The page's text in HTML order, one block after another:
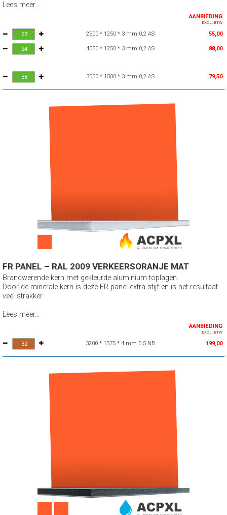
Lees meer...
AANBIEDING
EXCL. BTW
2500 * 1250 * 3 mm 0,2 AS 55,00
4050 * 1250 * 3 mm 0,2 AS 88,00
3050 * 1500 * 3 mm 0,2 AS 79,50
FR PANEL – RAL 2009 VERKEERSORANJE MAT
Brandwerende kern met gekleurde aluminium toplagen.
Door de minerale kern is deze FR-panel extra stijf en is het resultaat
veel strakker.
Lees meer...
AANBIEDING
EXCL. BTW
3200 * 1575 * 4 mm 0,5 NB 199,00